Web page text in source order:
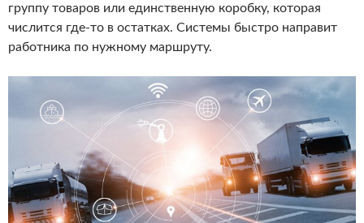
группу товаров или единственную коробку, которая
числится где-то в остатках. Системы быстро направит
работника по нужному маршруту.